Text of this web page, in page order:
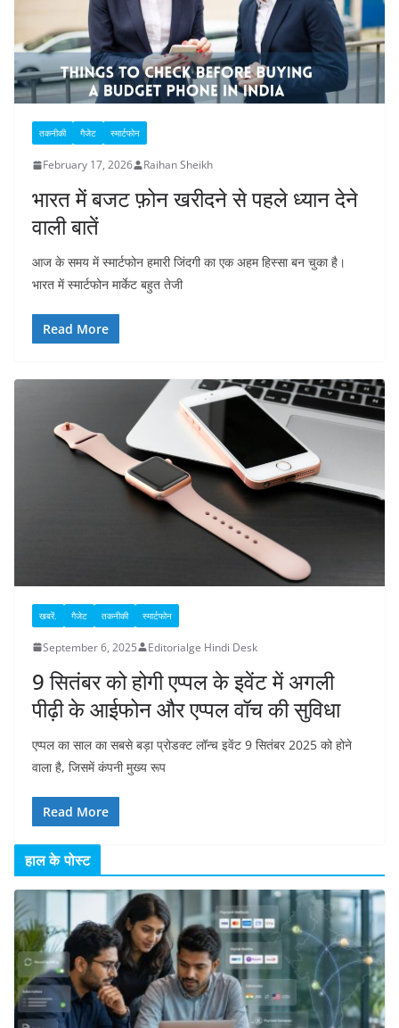
तकनीकी गैजेट स्मार्टफोन
February 17, 2026 Raihan Sheikh
भारत में बजट फ़ोन खरीदने से पहले ध्यान देने
वाली बातें
आज के समय में स्मार्टफोन हमारी जिंदगी का एक अहम हिस्सा बन चुका है।
भारत में स्मार्टफोन मार्केट बहुत तेजी
Read More
खबरें. गैजेट तकनीकी स्मार्टफोन
September 6, 2025 Editorialge Hindi Desk
9 सितंबर को होगी एप्पल के इवेंट में अगली
पीढ़ी के आईफोन और एप्पल वॉच की सुविधा
एप्पल का साल का सबसे बड़ा प्रोडक्ट लॉन्च इवेंट 9 सितंबर 2025 को होने
वाला है, जिसमें कंपनी मुख्य रूप
Read More
हाल के पोस्ट